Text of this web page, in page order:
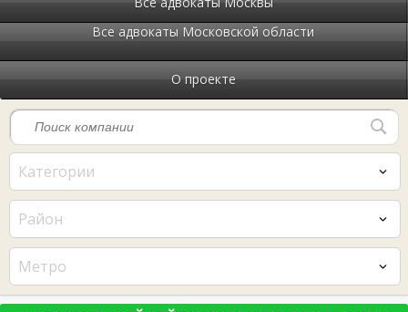
Все адвокаты Московской области
О проекте
Категории
Район
Метро